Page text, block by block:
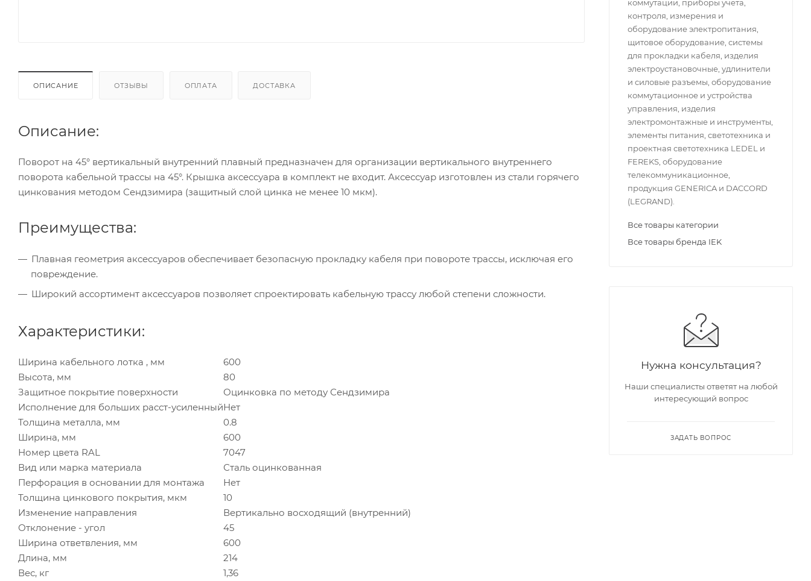
ОПИСАНИЕ ОТЗЫВЫ ОПЛАТА ДОСТАВКА
Описание:
Поворот на 45° вертикальный внутренний плавный предназначен для организации вертикального внутреннего
поворота кабельной трассы на 45°. Крышка аксессуара в комплект не входит. Аксессуар изготовлен из стали горячего
цинкования методом Сендзимира (защитный слой цинка не менее 10 мкм).
Преимущества:
Плавная геометрия аксессуаров обеспечивает безопасную прокладку кабеля при повороте трассы, исключая его
повреждение.
Широкий ассортимент аксессуаров позволяет спроектировать кабельную трассу любой степени сложности.
Характеристики:
Ширина кабельного лотка , мм
600
Высота, мм
80
Защитное покрытие поверхности
Оцинковка по методу Сендзимира
Исполнение для больших расст-усиленныйНет
Толщина металла, мм
0.8
Ширина, мм
600
Номер цвета RAL
7047
Вид или марка материала
Сталь оцинкованная
Перфорация в основании для монтажа
Нет
Толщина цинкового покрытия, мкм
10
Изменение направления
Вертикально восходящий (внутренний)
Отклонение - угол
45
Ширина ответвления, мм
600
Длина, мм
214
Вес, кг
1,36
коммутации, приборы учета,
контроля, измерения и
оборудование электропитания,
щитовое оборудование, системы
для прокладки кабеля, изделия
электроустановочные, удлинители
и силовые разъемы, оборудование
коммутационное и устройства
управления, изделия
электромонтажные и инструменты,
элементы питания, светотехника и
проектная светотехника LEDEL и
FEREKS, оборудование
телекоммуникационное,
продукция GENERICA и DACCORD
(LEGRAND).
Все товары категории
Все товары бренда IEK
Нужна консультация?
Наши специалисты ответят на любой
интересующий вопрос
ЗАДАТЬ ВОПРОС